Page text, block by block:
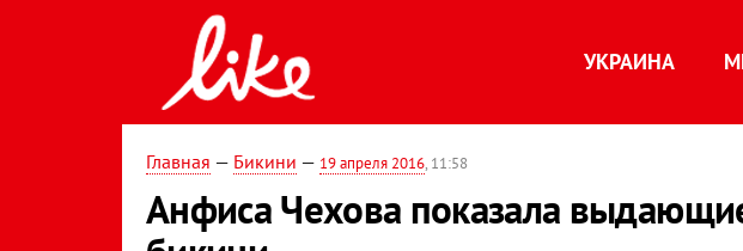
УКРАИНА
Главная — Бикини — 19 апреля 2016, 11:58
Анфиса Чехова показала